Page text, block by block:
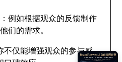
：例如根据观众的反馈制作
们的需求。
不仅能增强观众的参与感，